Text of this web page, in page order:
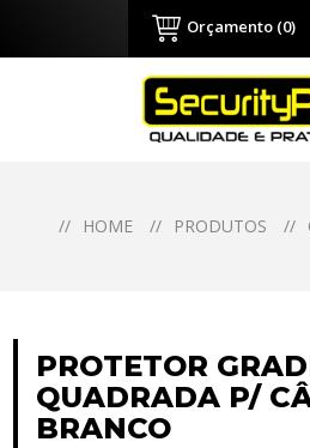
Orçamento (0)
// HOME // PRODUTOS //
PROTETOR
QUADRADA P/
BRANCO